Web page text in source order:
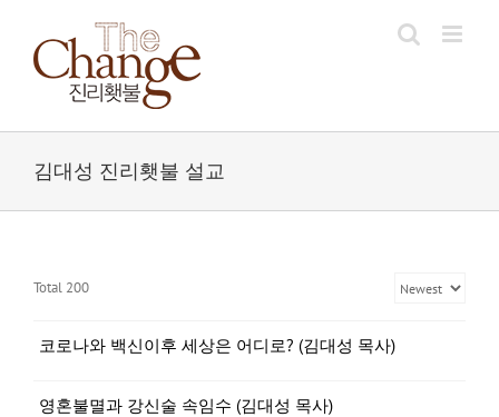
content
김대성 진리횃불 설교
Total 200
코로나와 백신이후 세상은 어디로? (김대성 목사)
영혼불멸과 강신술 속임수 (김대성 목사)